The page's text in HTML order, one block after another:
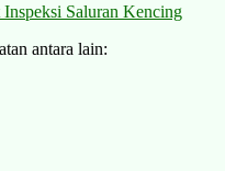
Saluran Kencing
antara lain: